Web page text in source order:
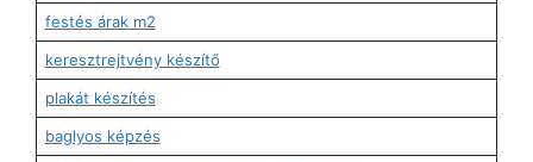
festés árak m2
keresztrejtvény készítő
plakát készítés
baglyos képzés